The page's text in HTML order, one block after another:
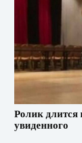
Ролик длится
увиденного